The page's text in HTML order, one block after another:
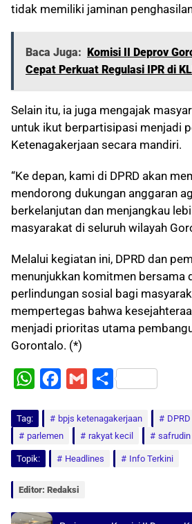
tidak memiliki jaminan
Baca Juga: Komisi II Deprov
Cepat Perkuat Regulasi IPR di
Selain itu, ia juga mengajak
untuk ikut berpartisipasi menjadi
Ketenagakerjaan secara mandiri.
“Ke depan, kami di DPRD akan
mendorong dukungan anggaran
berkelanjutan dan menjangkau
masyarakat di seluruh wilayah
Melalui kegiatan ini, DPRD dan
menunjukkan komitmen bersama
perlindungan sosial bagi
mempertegas bahwa
menjadi prioritas utama
Gorontalo. (*)
W
t
s
c
e
b
a
i
l
S
a
r
Tag: bpjs ketenagakerjaan
parlemen
rakyat kecil safrudin
Topik: Headlines Info Terkini
Editor: Redaksi